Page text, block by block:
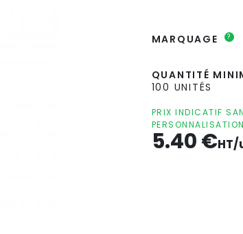
MARQUAGE ?
QUANTITÉ
100 UNITÉS
PRIX INDICATIF
PERSONNALISATION
5.40€HT/